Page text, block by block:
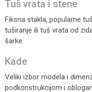
Tuš vrata i stene
Fiksna stakla, popularne
tuširanje ili tuš vrata od
šarke.
Kade
Veliki izbor modela i
podkonstrukcijom i